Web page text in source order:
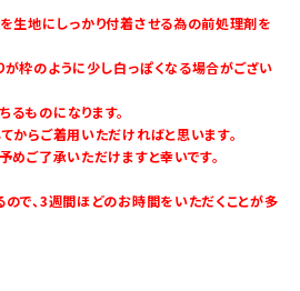
生地にしっかり付着させる為の前処理剤を
枠のように少し白っぽくなる場合がござい
ものになります。
からご着用いただければと思います。
めご了承いただけますと幸いです。
で、3週間ほどのお時間をいただくことが多